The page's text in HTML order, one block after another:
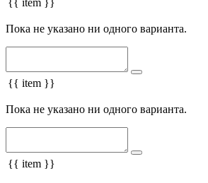
{{ item }}
Пока не указано ни одного варианта.
{{ item }}
Пока не указано ни одного варианта.
{{ item }}